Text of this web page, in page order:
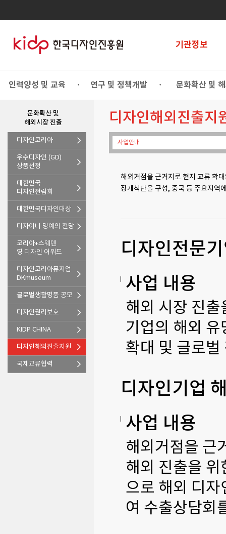
기관정보
인력양성 및 교육 • 연구 및 정책개발 • 문화확산 및
문화확산 및
해외시장 진출
디자인코리아
우수디자인 (GD)
상품선정
대한민국
디자인전람회
대한민국디자인대상
디자이너 명예의 전당
코리아+스웨덴
영 디자인 어워드
디자인코리아뮤지엄
DKmuseum
글로벌생활명품 공모
디자인권리보호
KIDP CHINA
디자인해외진출지원
국제교류협력
디자인해외진출지
사업안내
해외거점을 근거지로 현지 교류 확
장개척단을 구성, 중국 등 주요지역
디자인전문
사업 내용
해외 시장 진
기업의 해외
확대 및 글로
디자인기업
사업 내용
해외거점을 근
해외 진출을
으로 해외 디
여 수출상담회